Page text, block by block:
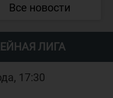
Все новости
ЛИГА
17:30